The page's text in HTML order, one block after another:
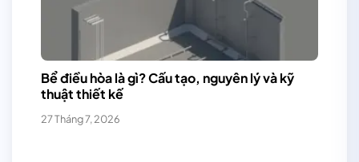
Bể điều hòa là gì? Cấu tạo, nguyên lý và kỹ
thuật thiết kế
27 Tháng 7, 2026